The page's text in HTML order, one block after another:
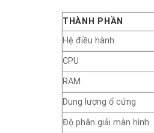
THÀNH PHẦN
Hệ điều hành
CPU
RAM
Dung lượng ổ cứng
Độ phân giải màn hình